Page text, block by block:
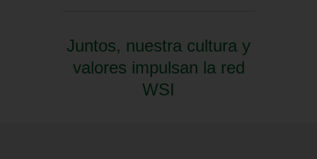
Juntos, nuestra cultura y
valores impulsan la red
WSI